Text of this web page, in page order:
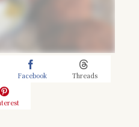
Facebook Threads